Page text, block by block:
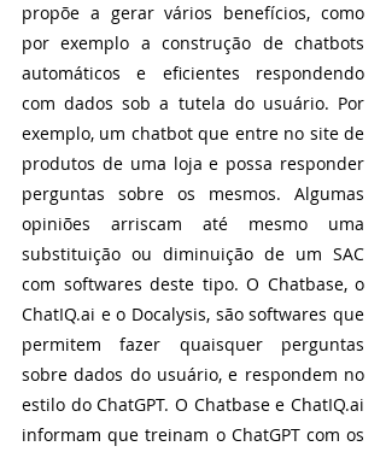
propõe a gerar vários benefícios, como
por exemplo a construção de chatbots
automáticos e eficientes respondendo
com dados sob a tutela do usuário. Por
exemplo, um chatbot que entre no site de
produtos de uma loja e possa responder
perguntas sobre os mesmos. Algumas
opiniões arriscam até mesmo uma
substituição ou diminuição de um SAC
com softwares deste tipo. O Chatbase, o
ChatIQ.ai e o Docalysis, são softwares que
permitem fazer quaisquer perguntas
sobre dados do usuário, e respondem no
estilo do ChatGPT. O Chatbase e ChatIQ.ai
informam que treinam o ChatGPT com os